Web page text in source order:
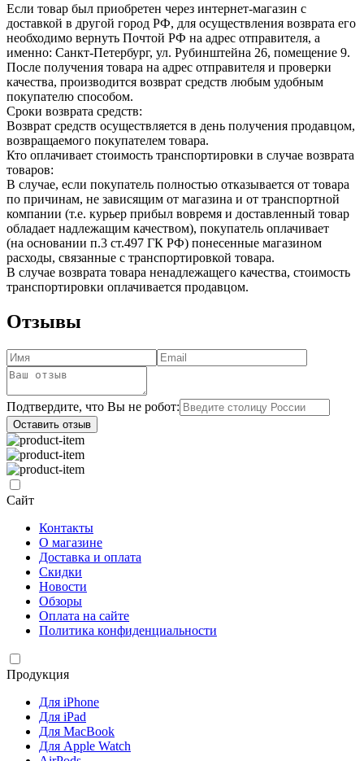
Если товар был приобретен через интернет-магазин с
доставкой в другой город РФ, для осуществления возврата его
необходимо вернуть Почтой РФ на адрес отправителя, а
именно: Санкт-Петербург, ул. Рубинштейна 26, помещение 9.
После получения товара на адрес отправителя и проверки
качества, производится возврат средств любым удобным
покупателю способом.
Сроки возврата средств:
Возврат средств осуществляется в день получения продавцом,
возвращаемого покупателем товара.
Кто оплачивает стоимость транспортировки в случае возврата
товаров:
В случае, если покупатель полностью отказывается от товара
по причинам, не зависящим от магазина и от транспортной
компании (т.е. курьер прибыл вовремя и доставленный товар
обладает надлежащим качеством), покупатель оплачивает
(на основании п.3 ст.497 ГК РФ) понесенные магазином
расходы, связанные с транспортировкой товара.
В случае возврата товара ненадлежащего качества, стоимость
транспортировки оплачивается продавцом.
Отзывы
Подтвердите, что Вы не робот:
Оставить отзыв
Сайт
Контакты
О магазине
Доставка и оплата
Скидки
Новости
Обзоры
Оплата на сайте
Политика конфиденциальности
Продукция
Для iPhone
Для iPad
Для MacBook
Для Apple Watch